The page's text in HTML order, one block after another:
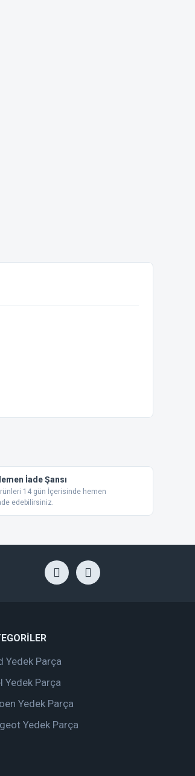
İade Şansı
14 gün İçerisinde hemen
edebilirsiniz.
Yedek Parça
Yedek Parça
Yedek Parça
Yedek Parça